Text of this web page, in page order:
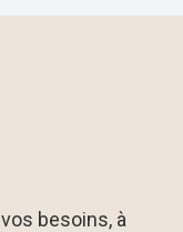
besoins, à